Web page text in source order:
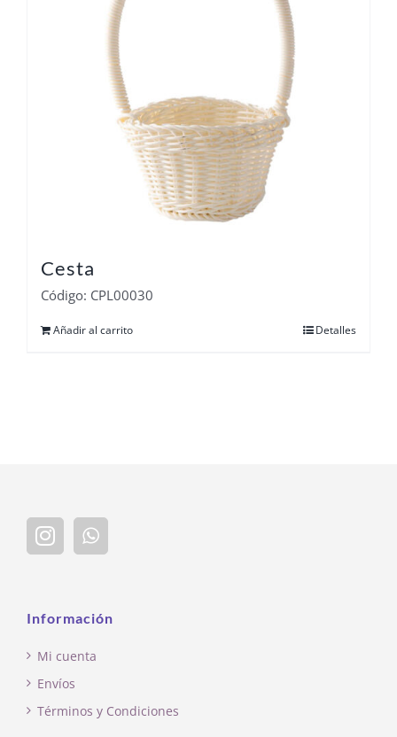
Cesta
Código: CPL00030
Añadir al carrito Detalles
Información
Mi cuenta
Envíos
Términos y Condiciones